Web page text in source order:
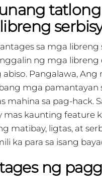
sa mga
ng mga
Pangalawa,
mga
mahina sa pag-hack.
kaunting feature
matibay, ligtas, at
ka para sa isang
ng